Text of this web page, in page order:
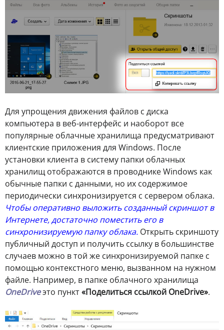
Для упрощения движения файлов с диска
компьютера в веб-интерфейс и наоборот все
популярные облачные хранилища предусматривают
клиентские приложения для Windows. После
установки клиента в систему папки облачных
хранилищ отображаются в проводнике Windows как
обычные папки с данными, но их содержимое
периодически синхронизируется с сервером облака.
Чтобы оперативно выложить созданный скриншот в
Интернете, достаточно поместить его в
синхронизируемую папку облака. Открыть скриншоту
публичный доступ и получить ссылку в большинстве
случаев можно в той же синхронизируемой папке с
помощью контекстного меню, вызванном на нужном
файле. Например, в папке облачного хранилища
OneDriveэто пункт«Поделиться ссылкой OneDrive».